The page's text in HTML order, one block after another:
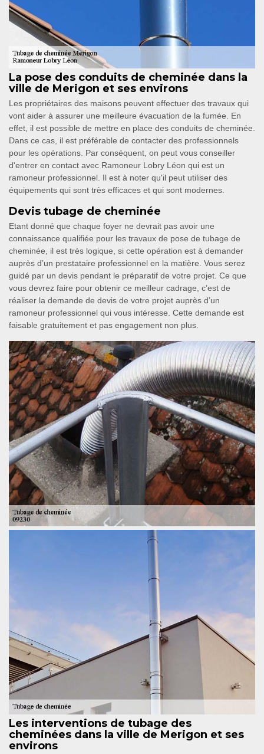
La pose des conduits de cheminée dans la
ville de Merigon et ses environs
Les propriétaires des maisons peuvent effectuer des travaux qui
vont aider à assurer une meilleure évacuation de la fumée. En
effet, il est possible de mettre en place des conduits de cheminée.
Dans ce cas, il est préférable de contacter des professionnels
pour les opérations. Par conséquent, on peut vous conseiller
d'entrer en contact avec Ramoneur Lobry Léon qui est un
ramoneur professionnel. Il est à noter qu'il peut utiliser des
équipements qui sont très efficaces et qui sont modernes.
Devis tubage de cheminée
Etant donné que chaque foyer ne devrait pas avoir une
connaissance qualifiée pour les travaux de pose de tubage de
cheminée, il est très logique, si cette opération est à demander
auprès d’un prestataire professionnel en la matière. Vous serez
guidé par un devis pendant le préparatif de votre projet. Ce que
vous devrez faire pour obtenir ce meilleur cadrage, c’est de
réaliser la demande de devis de votre projet auprès d’un
ramoneur professionnel qui vous intéresse. Cette demande est
faisable gratuitement et pas engagement non plus.
Les interventions de tubage des
cheminées dans la ville de Merigon et ses
environs